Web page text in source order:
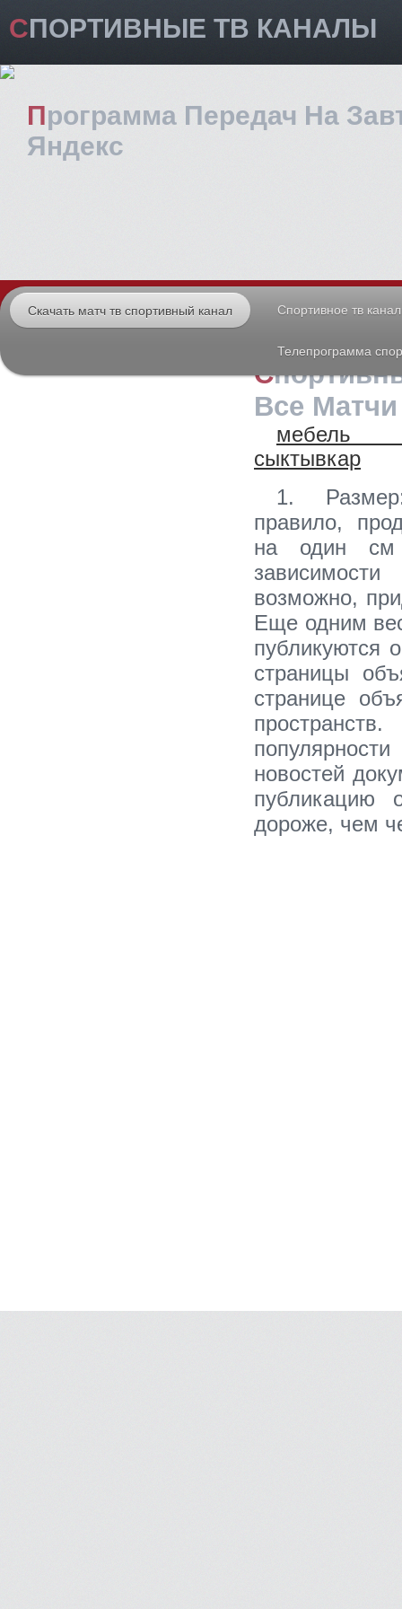
СПОРТИВНЫЕ ТВ КАНАЛЫ
Программа Передач На Завтра
Яндекс
Скачать матч тв спортивный канал Спортивное тв
Телепрограмма
Спортивные Каналы
Все
сыктывкар
1.
правило,
на один
возможно,
Еще одним
публикуются
страницы
странице
новостей
публикацию
дороже, чем